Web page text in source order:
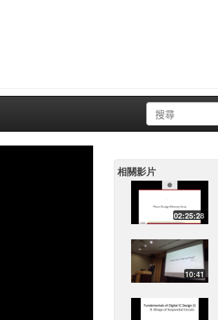
相關影片
02:25:28
10:41